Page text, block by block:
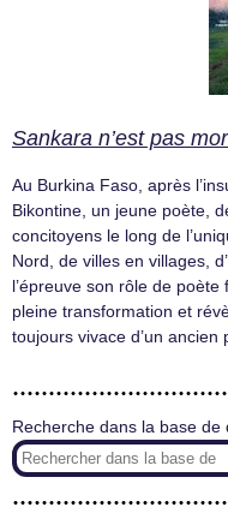
Sankara n’est pas
Au Burkina Faso, après
Bikontine, un jeune poète,
concitoyens le long de
Nord, de villes en villages,
l’épreuve son rôle de poète
pleine transformation et
toujours vivace d’un
Recherche dans la base de